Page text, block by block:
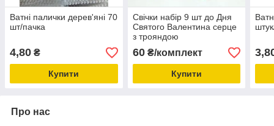
Ватні палички дерев'яні 70
шт/пачка
4,80 ₴
Купити
Свічки набір 9 шт до Дня
Святого Валентина серце
з трояндою
60₴/комплект
Купити
Про нас